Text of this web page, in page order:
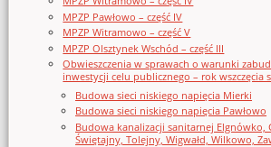
MPZP Pawłowo – część IV
MPZP Witramowo – część V
MPZP Olsztynek Wschód – część III
Obwieszczenia w sprawach o warunki
inwestycji celu publicznego – rok wszczęcia
Budowa sieci niskiego napięcia Mierki
Budowa sieci niskiego napięcia Pawłowo
Budowa kanalizacji sanitarnej Elgnówko,
Świętajny, Tolejny, Wigwałd, Wilkowo,